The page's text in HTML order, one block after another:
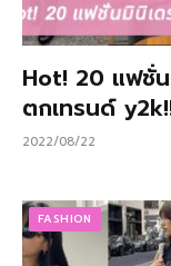
Hot! 20 แฟชั่น
ตกเทรนด์
2022/08/22
FASHION